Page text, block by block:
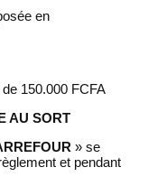
en
150.000 FCFA
AU SORT
» se
et pendant